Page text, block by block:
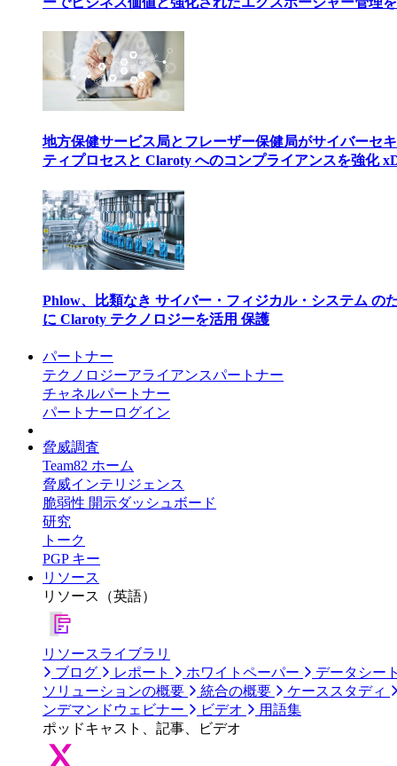
地方保健サービス局とフレーザー保健局がサイバーセ
ティプロセスと Claroty へのコンプライアンスを強化
Phlow、比類なき サイバー・フィジカル・システム の
に Claroty テクノロジーを活用 保護
パートナー
テクノロジーアライアンスパートナー
チャネルパートナー
パートナーログイン
脅威調査
Team82 ホーム
脅威インテリジェンス
脆弱性 開示ダッシュボード
研究
トーク
PGP キー
リソース
リソース（英語）
リソースライブラリ
ブログ
レポート ホワイトペーパー
データシー
ソリューションの概要
統合の概要
ケーススタディ
ンデマンドウェビナー
ビデオ
用語集
ポッドキャスト、記事、ビデオ